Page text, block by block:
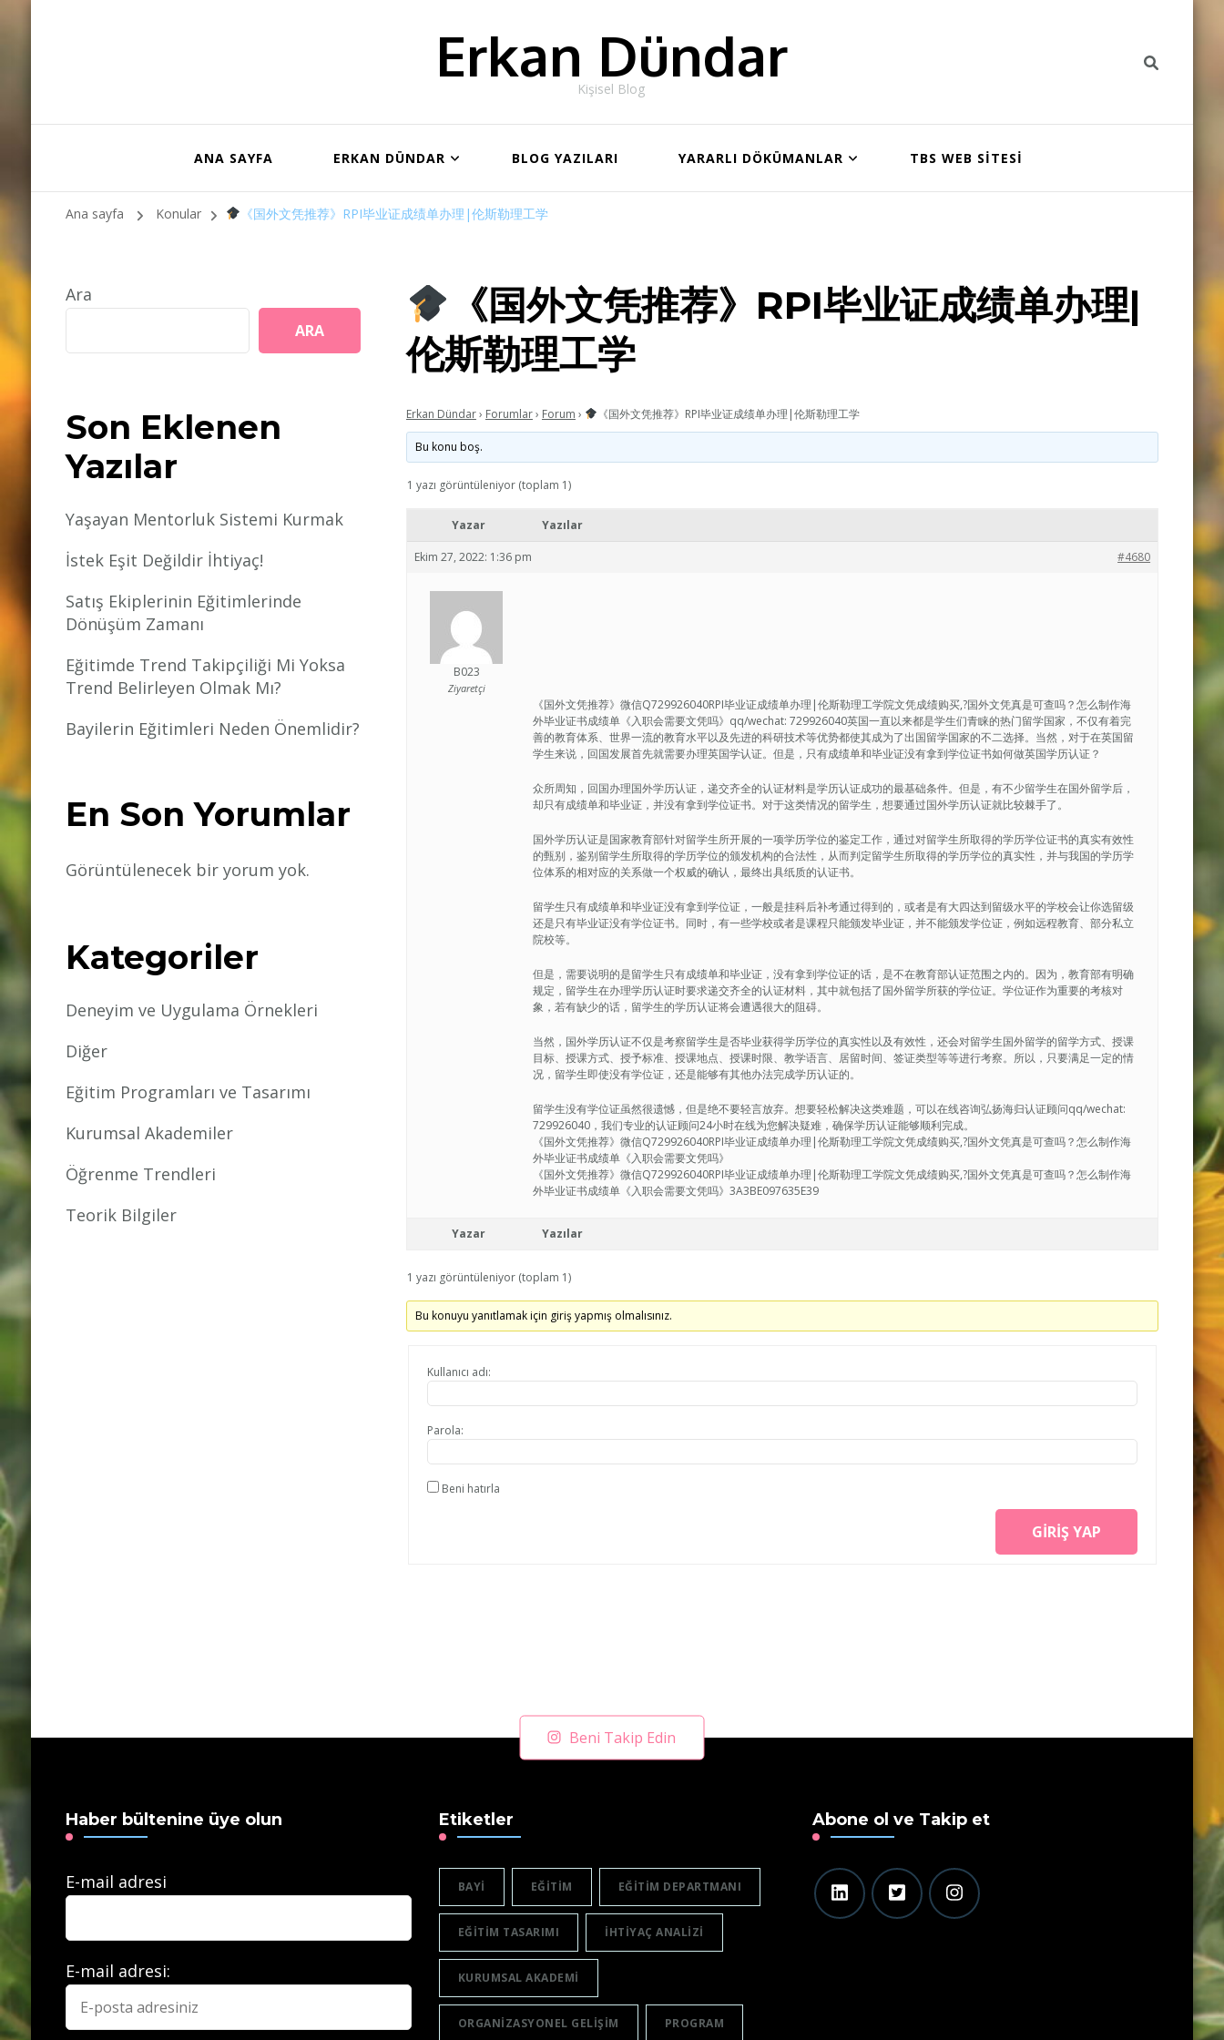
Erkan Dündar
Kişisel Blog
ANA SAYFA ERKAN DÜNDAR BLOG YAZILARI YARARLI DÖKÜMANLAR TBS WEB SİTESİ
Ana sayfa Konular 《国外文凭推荐》RPI毕业证成绩单办理|伦斯勒理工学
《国外文凭推荐》RPI毕业证成绩单办理|
伦斯勒理工学
Erkan Dündar› Forumlar› Forum › 《国外文凭推荐》RPI毕业证成绩单办理|伦斯勒理工学
Bu konu boş.
1 yazı görüntüleniyor (toplam 1)
Yazar Yazılar
Ekim 27, 2022: 1:36 pm #4680
B023
Ziyaretçi
《国外文凭推荐》微信Q729926040RPI毕业证成绩单办理|伦斯勒理工学院文凭成绩购买,?国外文凭真是可查吗？怎么制作海
外毕业证书成绩单《入职会需要文凭吗》qq/wechat: 729926040英国一直以来都是学生们青睐的热门留学国家，不仅有着完
善的教育体系、世界一流的教育水平以及先进的科研技术等优势都使其成为了出国留学国家的不二选择。当然，对于在英国留
学生来说，回国发展首先就需要办理英国学认证。但是，只有成绩单和毕业证没有拿到学位证书如何做英国学历认证？
众所周知，回国办理国外学历认证，递交齐全的认证材料是学历认证成功的最基础条件。但是，有不少留学生在国外留学后，
却只有成绩单和毕业证，并没有拿到学位证书。对于这类情况的留学生，想要通过国外学历认证就比较棘手了。
国外学历认证是国家教育部针对留学生所开展的一项学历学位的鉴定工作，通过对留学生所取得的学历学位证书的真实有效性
的甄别，鉴别留学生所取得的学历学位的颁发机构的合法性，从而判定留学生所取得的学历学位的真实性，并与我国的学历学
位体系的相对应的关系做一个权威的确认，最终出具纸质的认证书。
留学生只有成绩单和毕业证没有拿到学位证，一般是挂科后补考通过得到的，或者是有大四达到留级水平的学校会让你选留级
还是只有毕业证没有学位证书。同时，有一些学校或者是课程只能颁发毕业证，并不能颁发学位证，例如远程教育、部分私立
院校等。
但是，需要说明的是留学生只有成绩单和毕业证，没有拿到学位证的话，是不在教育部认证范围之内的。因为，教育部有明确
规定，留学生在办理学历认证时要求递交齐全的认证材料，其中就包括了国外留学所获的学位证。学位证作为重要的考核对
象，若有缺少的话，留学生的学历认证将会遭遇很大的阻碍。
当然，国外学历认证不仅是考察留学生是否毕业获得学历学位的真实性以及有效性，还会对留学生国外留学的留学方式、授课
目标、授课方式、授予标准、授课地点、授课时限、教学语言、居留时间、签证类型等等进行考察。所以，只要满足一定的情
况，留学生即使没有学位证，还是能够有其他办法完成学历认证的。
留学生没有学位证虽然很遗憾，但是绝不要轻言放弃。想要轻松解决这类难题，可以在线咨询弘扬海归认证顾问qq/wechat:
729926040，我们专业的认证顾问24小时在线为您解决疑难，确保学历认证能够顺利完成。
《国外文凭推荐》微信Q729926040RPI毕业证成绩单办理|伦斯勒理工学院文凭成绩购买,?国外文凭真是可查吗？怎么制作海
外毕业证书成绩单《入职会需要文凭吗》
《国外文凭推荐》微信Q729926040RPI毕业证成绩单办理|伦斯勒理工学院文凭成绩购买,?国外文凭真是可查吗？怎么制作海
外毕业证书成绩单《入职会需要文凭吗》3A3BE097635E39
Yazar Yazılar
1 yazı görüntüleniyor (toplam 1)
Bu konuyu yanıtlamak için giriş yapmış olmalısınız.
Kullanıcı adı:
Parola:
Beni hatırla
GIRIŞ YAP
Ara
ARA
Son Eklenen
Yazılar
Yaşayan Mentorluk Sistemi Kurmak
İstek Eşit Değildir İhtiyaç!
Satış Ekiplerinin Eğitimlerinde
Dönüşüm Zamanı
Eğitimde Trend Takipçiliği Mi Yoksa
Trend Belirleyen Olmak Mı?
Bayilerin Eğitimleri Neden Önemlidir?
En Son Yorumlar
Görüntülenecek bir yorum yok.
Kategoriler
Deneyim ve Uygulama Örnekleri
Diğer
Eğitim Programları ve Tasarımı
Kurumsal Akademiler
Öğrenme Trendleri
Teorik Bilgiler
Beni Takip Edin
Haber bültenine üye olun
E-mail adresi
E-mail adresi:
Etiketler
BAYI EĞITIM EĞITIM DEPARTMANI
EĞITIM TASARIMI IHTIYAÇ ANALIZI
KURUMSAL AKADEMI
ORGANIZASYONEL GELIŞIM PROGRAM
Abone ol ve Takip et